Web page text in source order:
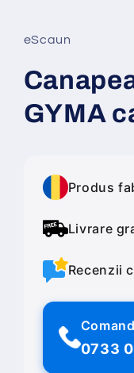
fereastră
modală
eScaun
GYMA
Produs
Livrare
Recenzii
0733